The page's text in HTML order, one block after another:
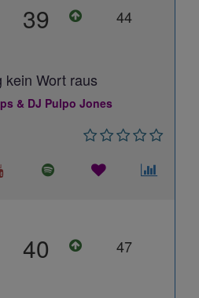
39 44
kein Wort raus
& DJ Pulpo Jones
40 47